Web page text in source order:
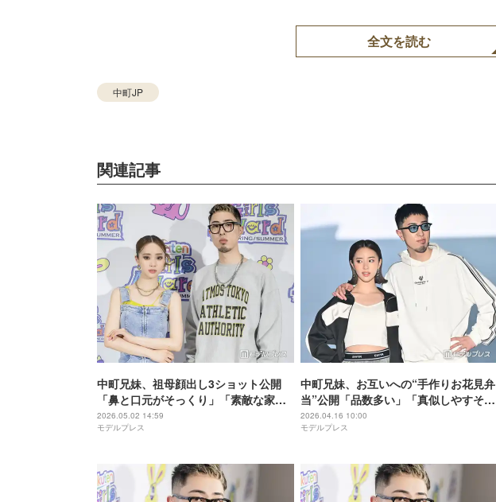
全文を読む
中町JP
関連記事
中町兄妹、祖母顔出し3ショット公開
「鼻と口元がそっくり」「素敵な家族
写真」と反響
2026.05.02 14:59
モデルプレス
中町兄妹、お互いへの“手作りお花見弁
当”公開「品数多い」「真似しやすそ
う」
2026.04.16 10:00
モデルプレス